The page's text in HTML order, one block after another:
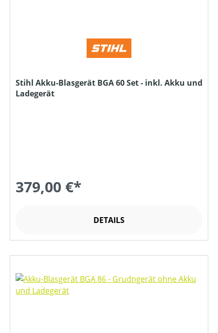
Stihl Akku-Blasgerät BGA 60 Set - inkl. Akku und
Ladegerät
379,00 €*
DETAILS